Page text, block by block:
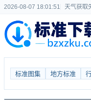
2026-08-07 18:01:52 天气获取
标准图集 地方标准